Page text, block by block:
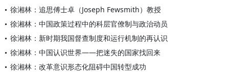
徐湘林：追思傅士卓（Joseph Fewsmith）教授
徐湘林：中国政策过程中的科层官僚制与政治动员
徐湘林：新时期我国督查制度和运行机制的再认识
徐湘林：中国认识世界——把迷失的国家找回来
徐湘林：改革意识形态化阻碍中国转型成功